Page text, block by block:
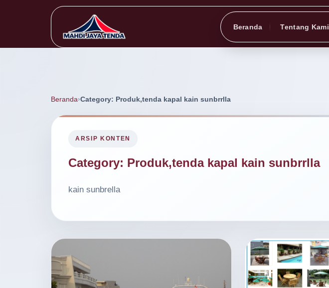
Beranda Tentang Kami
Beranda Category: Produk,tenda kapal kain sunbrrlla
ARSIP KONTEN
Category: Produk,tenda kapal kain sunbrrlla
kain sunbrella